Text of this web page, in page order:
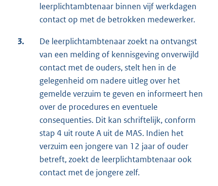
leerplichtambtenaar binnen vijf werkdagen
contact op met de betrokken medewerker.
3.
De leerplichtambtenaar zoekt na ontvangst
van een melding of kennisgeving onverwijld
contact met de ouders, stelt hen in de
gelegenheid om nadere uitleg over het
gemelde verzuim te geven en informeert hen
over de procedures en eventuele
consequenties. Dit kan schriftelijk, conform
stap 4 uit route A uit de MAS. Indien het
verzuim een jongere van 12 jaar of ouder
betreft, zoekt de leerplichtambtenaar ook
contact met de jongere zelf.